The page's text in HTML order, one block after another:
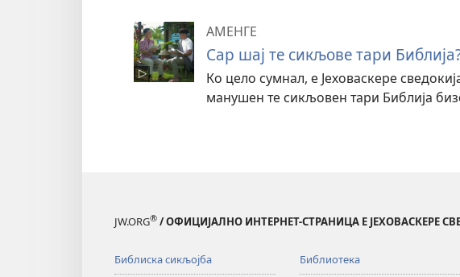
АМЕНГЕ
Сар шај те сикљове тари
Ко цело сумнал, е Јеховаскере
манушен те сикљовен тари Библија
JW.ORG® / ОФИЦИЈАЛНО ИНТЕРНЕТ-СТРАНИЦА Е ЈЕХОВАСКЕРЕ
Библиска сикљојба Библиотека